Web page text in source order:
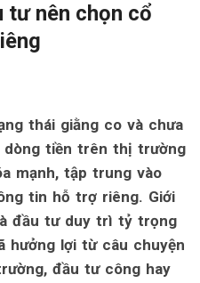
tư nên chọn cổ
thái giằng co và chưa
dòng tiền trên thị trường
mạnh, tập trung vào
tin hỗ trợ riêng. Giới
đầu tư duy trì tỷ trọng
hưởng lợi từ câu chuyện
đầu tư công hay